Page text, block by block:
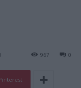
0
967